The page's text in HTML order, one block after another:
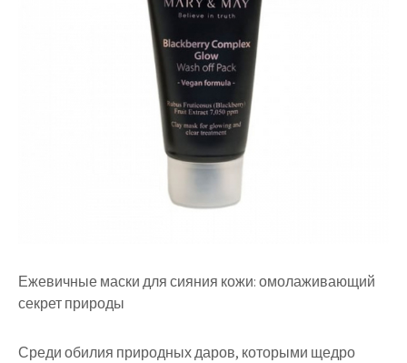
Ежевичные маски для сияния кожи: омолаживающий
секрет природы
Среди обилия природных даров, которыми щедро